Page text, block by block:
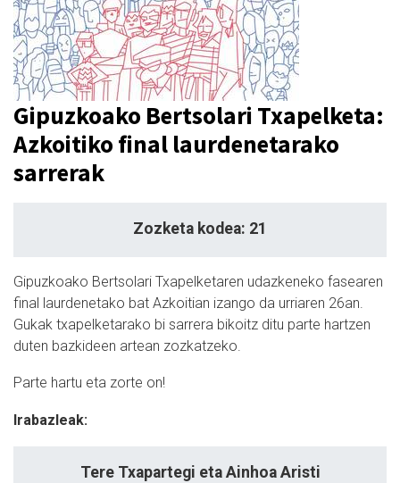
Gipuzkoako Bertsolari Txapelketa:
Azkoitiko final laurdenetarako
sarrerak
Zozketa kodea: 21
Gipuzkoako Bertsolari Txapelketaren udazkeneko fasearen
final laurdenetako bat Azkoitian izango da urriaren 26an.
Gukak txapelketarako bi sarrera bikoitz ditu parte hartzen
duten bazkideen artean zozkatzeko.
Parte hartu eta zorte on!
Irabazleak:
Tere Txapartegi eta Ainhoa Aristi